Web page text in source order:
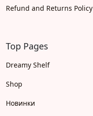
Refund and Returns Policy
Top Pages
Dreamy Shelf
Shop
Новинки